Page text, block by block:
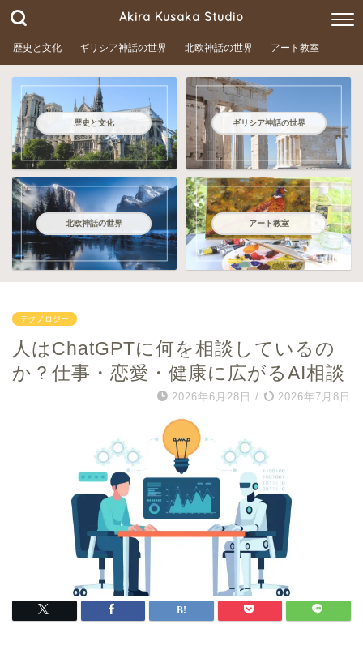
Akira Kusaka Studio
歴史と文化 ギリシア神話の世界 北欧神話の世界 アート教室
歴史と文化 ギリシア神話の世界
北欧神話の世界 アート教室
テクノロジー
人はChatGPTに何を相談しているの
か？仕事・恋愛・健康に広がるAI相談
2026年6月28日 / 2026年7月8日